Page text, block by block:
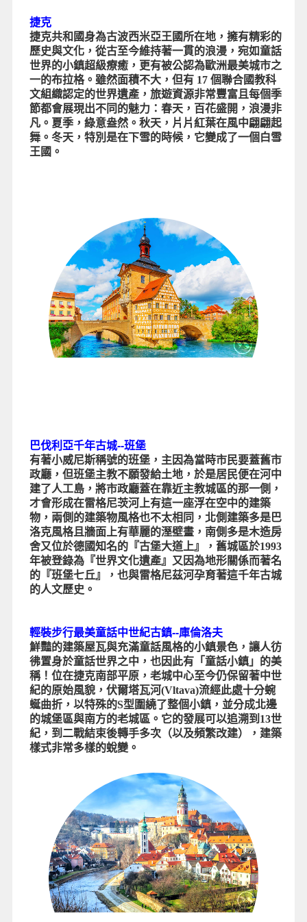
捷克
捷克共和國身為古波西米亞王國所在地，擁有精彩的
歷史與文化，從古至今維持著一貫的浪漫，宛如童話
世界的小鎮超級療癒，更有被公認為歐洲最美城市之
一的布拉格。雖然面積不大，但有 17 個聯合國教科
文組織認定的世界遺產，旅遊資源非常豐富且每個季
節都會展現出不同的魅力：春天，百花盛開，浪漫非
凡。夏季，綠意盎然。秋天，片片紅葉在風中翩翩起
舞。冬天，特別是在下雪的時候，它變成了一個白雪
王國。
巴伐利亞千年古城--班堡
有著小威尼斯稱號的班堡，主因為當時市民要蓋舊市
政廳，但班堡主教不願發給土地，於是居民便在河中
建了人工島，將市政廳蓋在靠近主教城區的那一側，
才會形成在雷格尼茨河上有這一座浮在空中的建築
物，兩側的建築物風格也不太相同，北側建築多是巴
洛克風格且牆面上有華麗的溼壁畫，南側多是木造房
舍又位於德國知名的『古堡大道上』，舊城區於1993
年被登錄為『世界文化遺產』又因為地形關係而著名
的『班堡七丘』，也與雷格尼茲河孕育著這千年古城
的人文歷史。
輕裝步行最美童話中世紀古鎮--庫倫洛夫
鮮豔的建築屋瓦與充滿童話風格的小鎮景色，讓人彷
彿置身於童話世界之中，也因此有「童話小鎮」的美
稱！位在捷克南部平原，老城中心至今仍保留著中世
紀的原始風貌，伏爾塔瓦河(Vltava)流經此處十分蜿
蜒曲折，以特殊的S型圍繞了整個小鎮，並分成北邊
的城堡區與南方的老城區。它的發展可以追溯到13世
紀，到二戰結束後轉手多次（以及頻繁改建），建築
樣式非常多樣的蛻變。